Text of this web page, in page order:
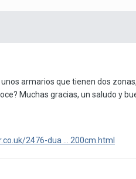
armarios que tienen dos
Muchas gracias, un saludo y
2476-dua ... 200cm.html